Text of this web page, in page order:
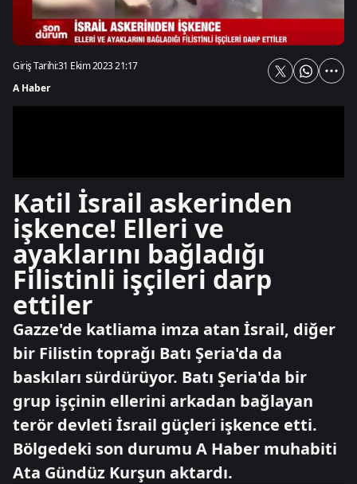
Giriş Tarihi:31 Ekim 2023 21:17
A Haber
Katil İsrail askerinden
işkence! Elleri ve
ayaklarını bağladığı
Filistinli işçileri darp
ettiler
Gazze'de katliama imza atan İsrail, diğer
bir Filistin toprağı Batı Şeria'da da
baskıları sürdürüyor. Batı Şeria'da bir
grup işçinin ellerini arkadan bağlayan
terör devleti İsrail güçleri işkence etti.
Bölgedeki son durumu A Haber muhabiti
Ata Gündüz Kurşun aktardı.